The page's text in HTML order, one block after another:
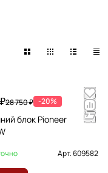
28 750 ₽ -20%
блок Pioneer
Арт.609582